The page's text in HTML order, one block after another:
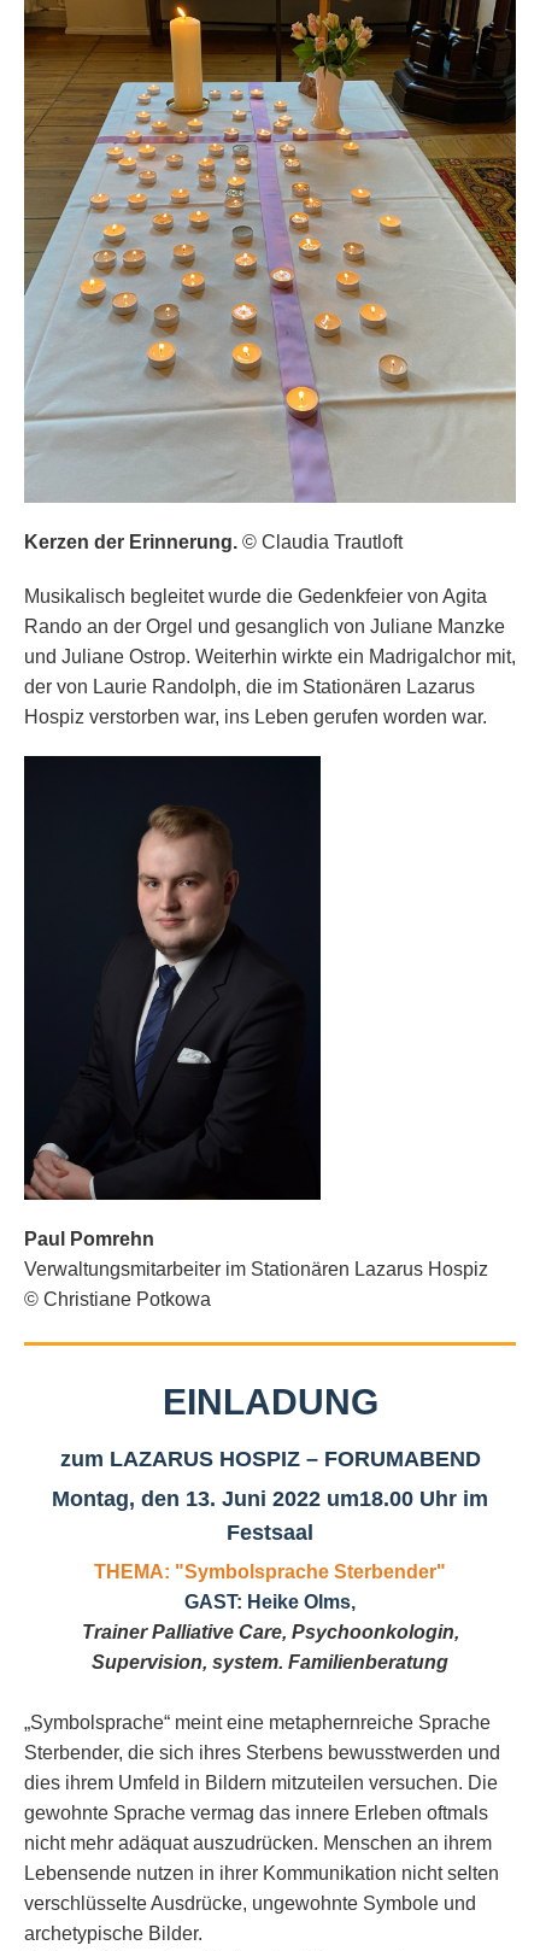
Kerzen der Erinnerung. © Claudia Trautloft
Musikalisch begleitet wurde die Gedenkfeier von Agita
Rando an der Orgel und gesanglich von Juliane Manzke
und Juliane Ostrop. Weiterhin wirkte ein Madrigalchor mit,
der von Laurie Randolph, die im Stationären Lazarus
Hospiz verstorben war, ins Leben gerufen worden war.
Paul Pomrehn
Verwaltungsmitarbeiter im Stationären Lazarus Hospiz
© Christiane Potkowa
EINLADUNG
zum LAZARUS HOSPIZ – FORUMABEND
Montag, den 13. Juni 2022 um18.00 Uhr im
Festsaal
THEMA: "Symbolsprache Sterbender"
GAST: Heike Olms,
Trainer Palliative Care, Psychoonkologin,
Supervision, system. Familienberatung
„Symbolsprache“ meint eine metaphernreiche Sprache
Sterbender, die sich ihres Sterbens bewusstwerden und
dies ihrem Umfeld in Bildern mitzuteilen versuchen. Die
gewohnte Sprache vermag das innere Erleben oftmals
nicht mehr adäquat auszudrücken. Menschen an ihrem
Lebensende nutzen in ihrer Kommunikation nicht selten
verschlüsselte Ausdrücke, ungewohnte Symbole und
archetypische Bilder.